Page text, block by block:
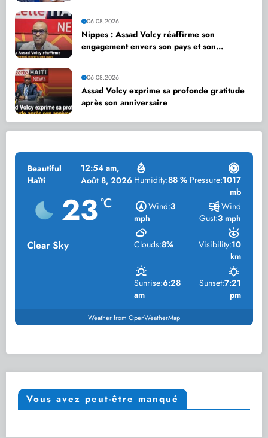
06.08.2026
Nippes : Assad Volcy réaffirme son
engagement envers son pays et son
06.08.2026
Assad Volcy exprime sa profonde gratitude
après son anniversaire
Beautiful
Haïti
12:54 am,
Août 8, 2026
23°C
Clear Sky
Humidity:88 % Pressure:1017
mb
Wind:3
mph
Wind
Gust:3 mph
Clouds:8% Visibility:10
km
Sunrise:6:28
am
Sunset:7:21
pm
Weather from OpenWeatherMap
Vous avez peut-être manqué